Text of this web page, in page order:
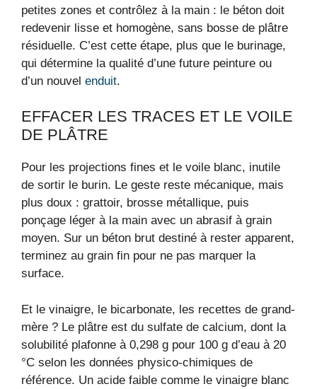
petites zones et contrôlez à la main : le béton doit
redevenir lisse et homogène, sans bosse de plâtre
résiduelle. C’est cette étape, plus que le burinage,
qui détermine la qualité d’une future peinture ou
d’un nouvel enduit.
EFFACER LES TRACES ET LE VOILE
DE PLÂTRE
Pour les projections fines et le voile blanc, inutile
de sortir le burin. Le geste reste mécanique, mais
plus doux : grattoir, brosse métallique, puis
ponçage léger à la main avec un abrasif à grain
moyen. Sur un béton brut destiné à rester apparent,
terminez au grain fin pour ne pas marquer la
surface.
Et le vinaigre, le bicarbonate, les recettes de grand-
mère ? Le plâtre est du sulfate de calcium, dont la
solubilité plafonne à 0,298 g pour 100 g d’eau à 20
°C selon les données physico-chimiques de
référence. Un acide faible comme le vinaigre blanc